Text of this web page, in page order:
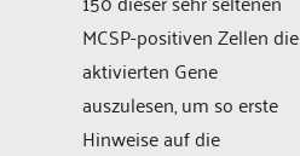
MCSP-positiven Zellen die
aktivierten Gene
auszulesen, um so erste
Hinweise auf die